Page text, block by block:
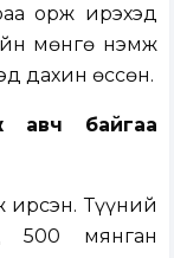
орж ирэхэд
мөнгө нэмж
дахин өссөн.
авч байгаа
ирсэн. Түүний
500 мянган